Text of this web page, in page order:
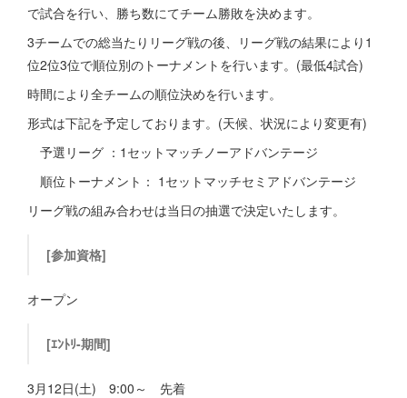
で試合を行い、勝ち数にてチーム勝敗を決めます。
3チームでの総当たりリーグ戦の後、リーグ戦の結果により1
位2位3位で順位別のトーナメントを行います。(最低4試合)
時間により全チームの順位決めを行います。
形式は下記を予定しております。(天候、状況により変更有)
予選リーグ ：1セットマッチノーアドバンテージ
順位トーナメント： 1セットマッチセミアドバンテージ
リーグ戦の組み合わせは当日の抽選で決定いたします。
[参加資格]
オープン
[ｴﾝﾄﾘ-期間]
3月12日(土) 9:00～ 先着